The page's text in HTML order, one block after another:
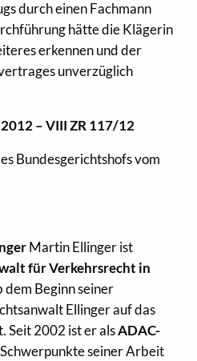
durch einen Fachmann
hätte die Klägerin
erkennen und der
unverzüglich
– VIII ZR 117/12
Bundesgerichtshofs vom
Martin Ellinger ist
für Verkehrsrecht in
dem Beginn seiner
Ellinger auf das
Seit 2002 ist er alsADAC-
seiner Arbeit